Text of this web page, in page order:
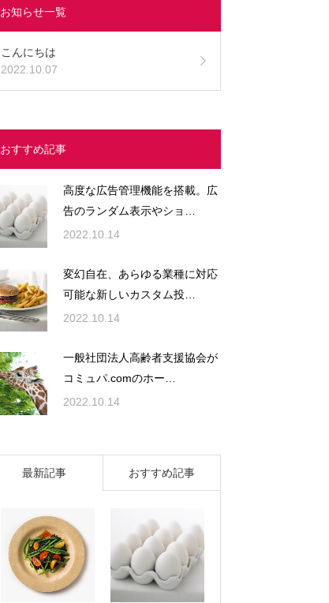
お知らせ一覧
こんにちは
2022.10.07
おすすめ記事
高度な広告管理機能を搭載。広
告のランダム表示やショ…
2022.10.14
変幻自在、あらゆる業種に対応
可能な新しいカスタム投…
2022.10.14
一般社団法人高齢者支援協会が
コミュパ.comのホー…
2022.10.14
最新記事 おすすめ記事